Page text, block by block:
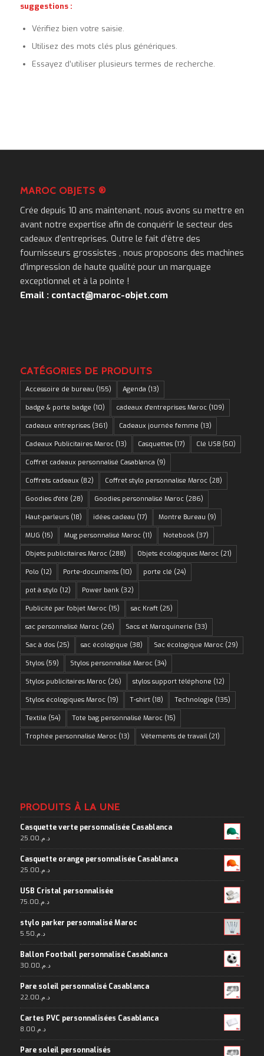
suggestions :
Vérifiez bien votre saisie.
Utilisez des mots clés plus génériques.
Essayez d’utiliser plusieurs termes de recherche.
MAROC OBJETS ®
Crée depuis 10 ans maintenant, nous avons su mettre en
avant notre expertise afin de conquérir le secteur des
cadeaux d’entreprises. Outre le fait d’être des
fournisseurs grossistes , nous proposons des machines
d’impression de haute qualité pour un marquage
exceptionnel et à la pointe !
Email : contact@maroc-objet.com
CATÉGORIES DE PRODUITS
Accessoire de bureau (155) Agenda (13)
badge & porte badge (10) cadeaux d'entreprises Maroc(109)
cadeaux entreprises(361) Cadeaux journée femme (13)
Cadeaux Publicitaires Maroc(13) Casquettes(17) Clé USB(50)
Coffret cadeaux personnalisé Casablanca (9)
Coffrets cadeaux (82) Coffret stylo personnalise Maroc(28)
Goodies d'été (28) Goodies personnalisé Maroc(286)
Haut-parleurs(18) idées cadeau (17) Montre Bureau (9)
MUG (15) Mug personnalisé Maroc(11) Notebook(37)
Objets publicitaires Maroc(288) Objets écologiques Maroc(21)
Polo (12) Porte-documents(10) porte clé (24)
pot à stylo (12) Power bank(32)
Publicité par l'objet Maroc(15) sac Kraft(25)
sac personnalisé Maroc(26) Sacs et Maroquinerie (33)
Sac à dos(25) sac écologique (38) Sac écologique Maroc(29)
Stylos(59) Stylos personnalisé Maroc(34)
Stylos publicitaires Maroc(26) stylos support téléphone (12)
Stylos écologiques Maroc(19) T-shirt(18) Technologie (135)
Textile (54) Tote bag personnalisé Maroc(15)
Trophée personnalisé Maroc(13) Vêtements de travail(21)
PRODUITS À LA UNE
Casquette verte personnalisée Casablanca
د.م.25.00
Casquette orange personnalisée Casablanca
د.م.25.00
USB Cristal personnalisée
د.م.75.00
stylo parker personnalisé Maroc
د.م.5.50
Ballon Football personnalisé Casablanca
د.م.30.00
Pare soleil personnalisé Casablanca
د.م.22.00
Cartes PVC personnalisées Casablanca
د.م.8.00
Pare soleil personnalisés